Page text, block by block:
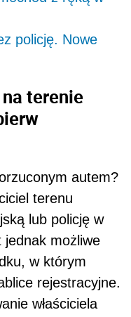
policję. Nowe
terenie
autem?
terenu
lub policję w
jednak możliwe
w którym
rejestracyjne.
właściciela